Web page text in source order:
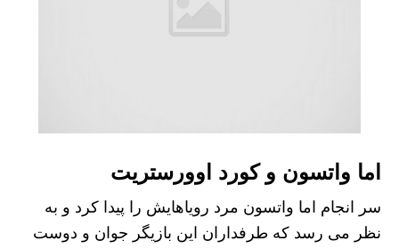
اما واتسون و کورد اوورستریت
سر انجام اما واتسون مرد رویاهایش را پیدا کرد و به
نظر می رسد که طرفداران این بازیگر جوان و دوست